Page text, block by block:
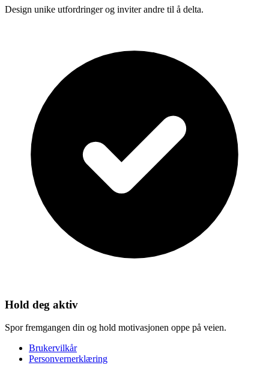
Design unike utfordringer og inviter andre til å delta.
Hold deg aktiv
Spor fremgangen din og hold motivasjonen oppe på veien.
Brukervilkår
Personvernerklæring